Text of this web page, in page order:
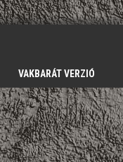
VAKBARÁT VERZIÓ